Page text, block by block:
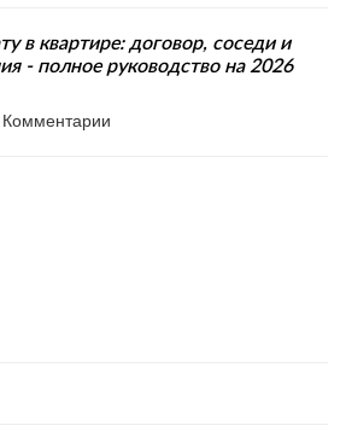
в квартире: договор, соседи и
- полное руководство на 2026